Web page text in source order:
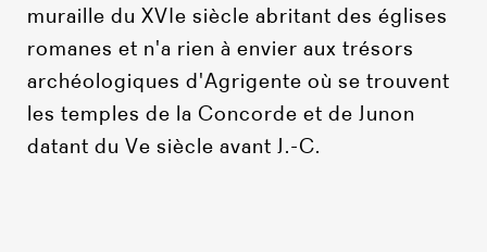
muraille du XVIe siècle abritant des églises
romanes et n'a rien à envier aux trésors
archéologiques d'Agrigente où se trouvent
les temples de la Concorde et de Junon
datant du Ve siècle avant J.-C.